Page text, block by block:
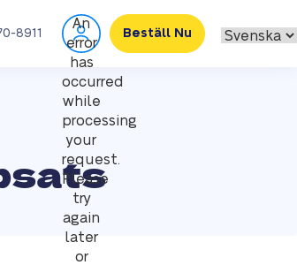
8911
An
error
has
occurred
while
processing
your
request.
Please
try
again
later
or
Beställ Nu